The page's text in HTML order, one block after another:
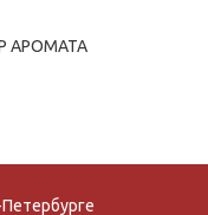
АРОМАТА